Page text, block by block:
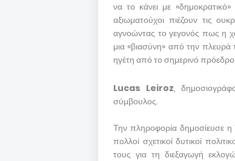
να το κάνει με
αξιωματούχοι πιέζουν τις
αγνοώντας το γεγονός πως η
μια «βιασύνη» από την πλευρά
ηγέτη από το σημερινό πρόεδρο.
Lucas Leiroz,
σύμβουλος.
Την πληροφορία δημοσίευσε
πολλοί σχετικοί δυτικοί
τους για τη διεξαγωγή